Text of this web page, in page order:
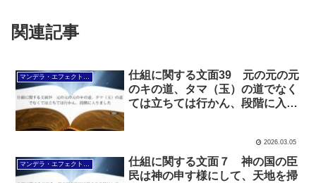
関連記事
仕組に関する文面39 元の元の元
のキの道、タマ（玉）の道でなく
ては立ちては行かん、段階に入り
2026.03.05
仕組に関する文面７ 神の国の臣
民は神の申す様にして、天地を掃